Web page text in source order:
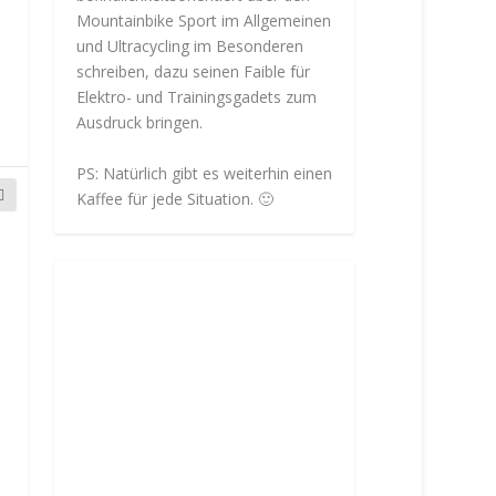
Mountainbike Sport im Allgemeinen
und Ultracycling im Besonderen
schreiben, dazu seinen Faible für
Elektro- und Trainingsgadets zum
Ausdruck bringen.
PS: Natürlich gibt es weiterhin einen
Kaffee für jede Situation. 🙂